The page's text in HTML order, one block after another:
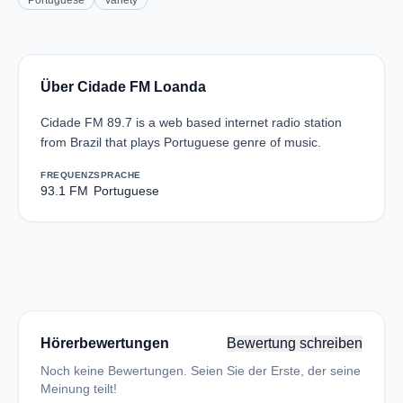
Über Cidade FM Loanda
Cidade FM 89.7 is a web based internet radio station
from Brazil that plays Portuguese genre of music.
FREQUENZ
93.1 FM
SPRACHE
Portuguese
Hörerbewertungen Bewertung schreiben
Noch keine Bewertungen. Seien Sie der Erste, der seine
Meinung teilt!